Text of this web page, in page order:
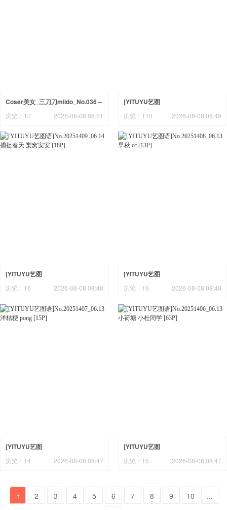
Coser美女_三刀刀miido_No.036 –
不知火舞 女忍者 主题写真 [15P]
浏览：17 2026-08-08 08:51
[YITUYU艺图
语]No.20251410_06.14 春风 舟舟
浏览：110 2026-08-08 08:49
[YITUYU艺图
语]No.20251409_06.14 捕捉春天
浏览：16 2026-08-08 08:48
[YITUYU艺图
语]No.20251408_06.13 早秋 cc
浏览：16 2026-08-08 08:48
[YITUYU艺图
语]No.20251407_06.13 洋桔梗
浏览：14 2026-08-08 08:47
[YITUYU艺图
语]No.20251406_06.13 小荷塘 小
浏览：15 2026-08-08 08:47
1 2 3 4 5 6 7 8 9 10
...